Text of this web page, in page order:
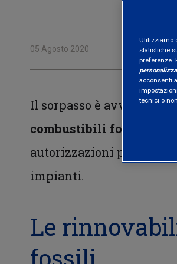
05 Agosto 2020
Il sorpasso è avvenuto:
combustibili fossili
. A
autorizzazioni però è
impianti.
Le
Utilizziamo
statistiche
preferenze.
personalizza
acconsenti
tecnici o